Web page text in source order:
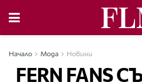
Начало Мода Новини
FERN FANS